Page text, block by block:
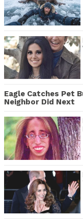
Eagle Catches Pet
Neighbor Did Next